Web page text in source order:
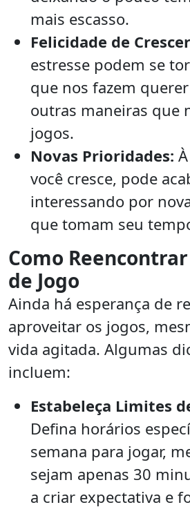
mais escasso.
Felicidade de
estresse podem se
que nos fazem
outras maneiras que
jogos.
Novas Prioridades:
você cresce, pode
interessando por
que tomam seu
Como
de Jogo
Ainda há esperança de
aproveitar os jogos,
vida agitada. Algumas
incluem:
Estabeleça Limites
Defina horários
semana para jogar,
sejam apenas 30
a criar expectativa e